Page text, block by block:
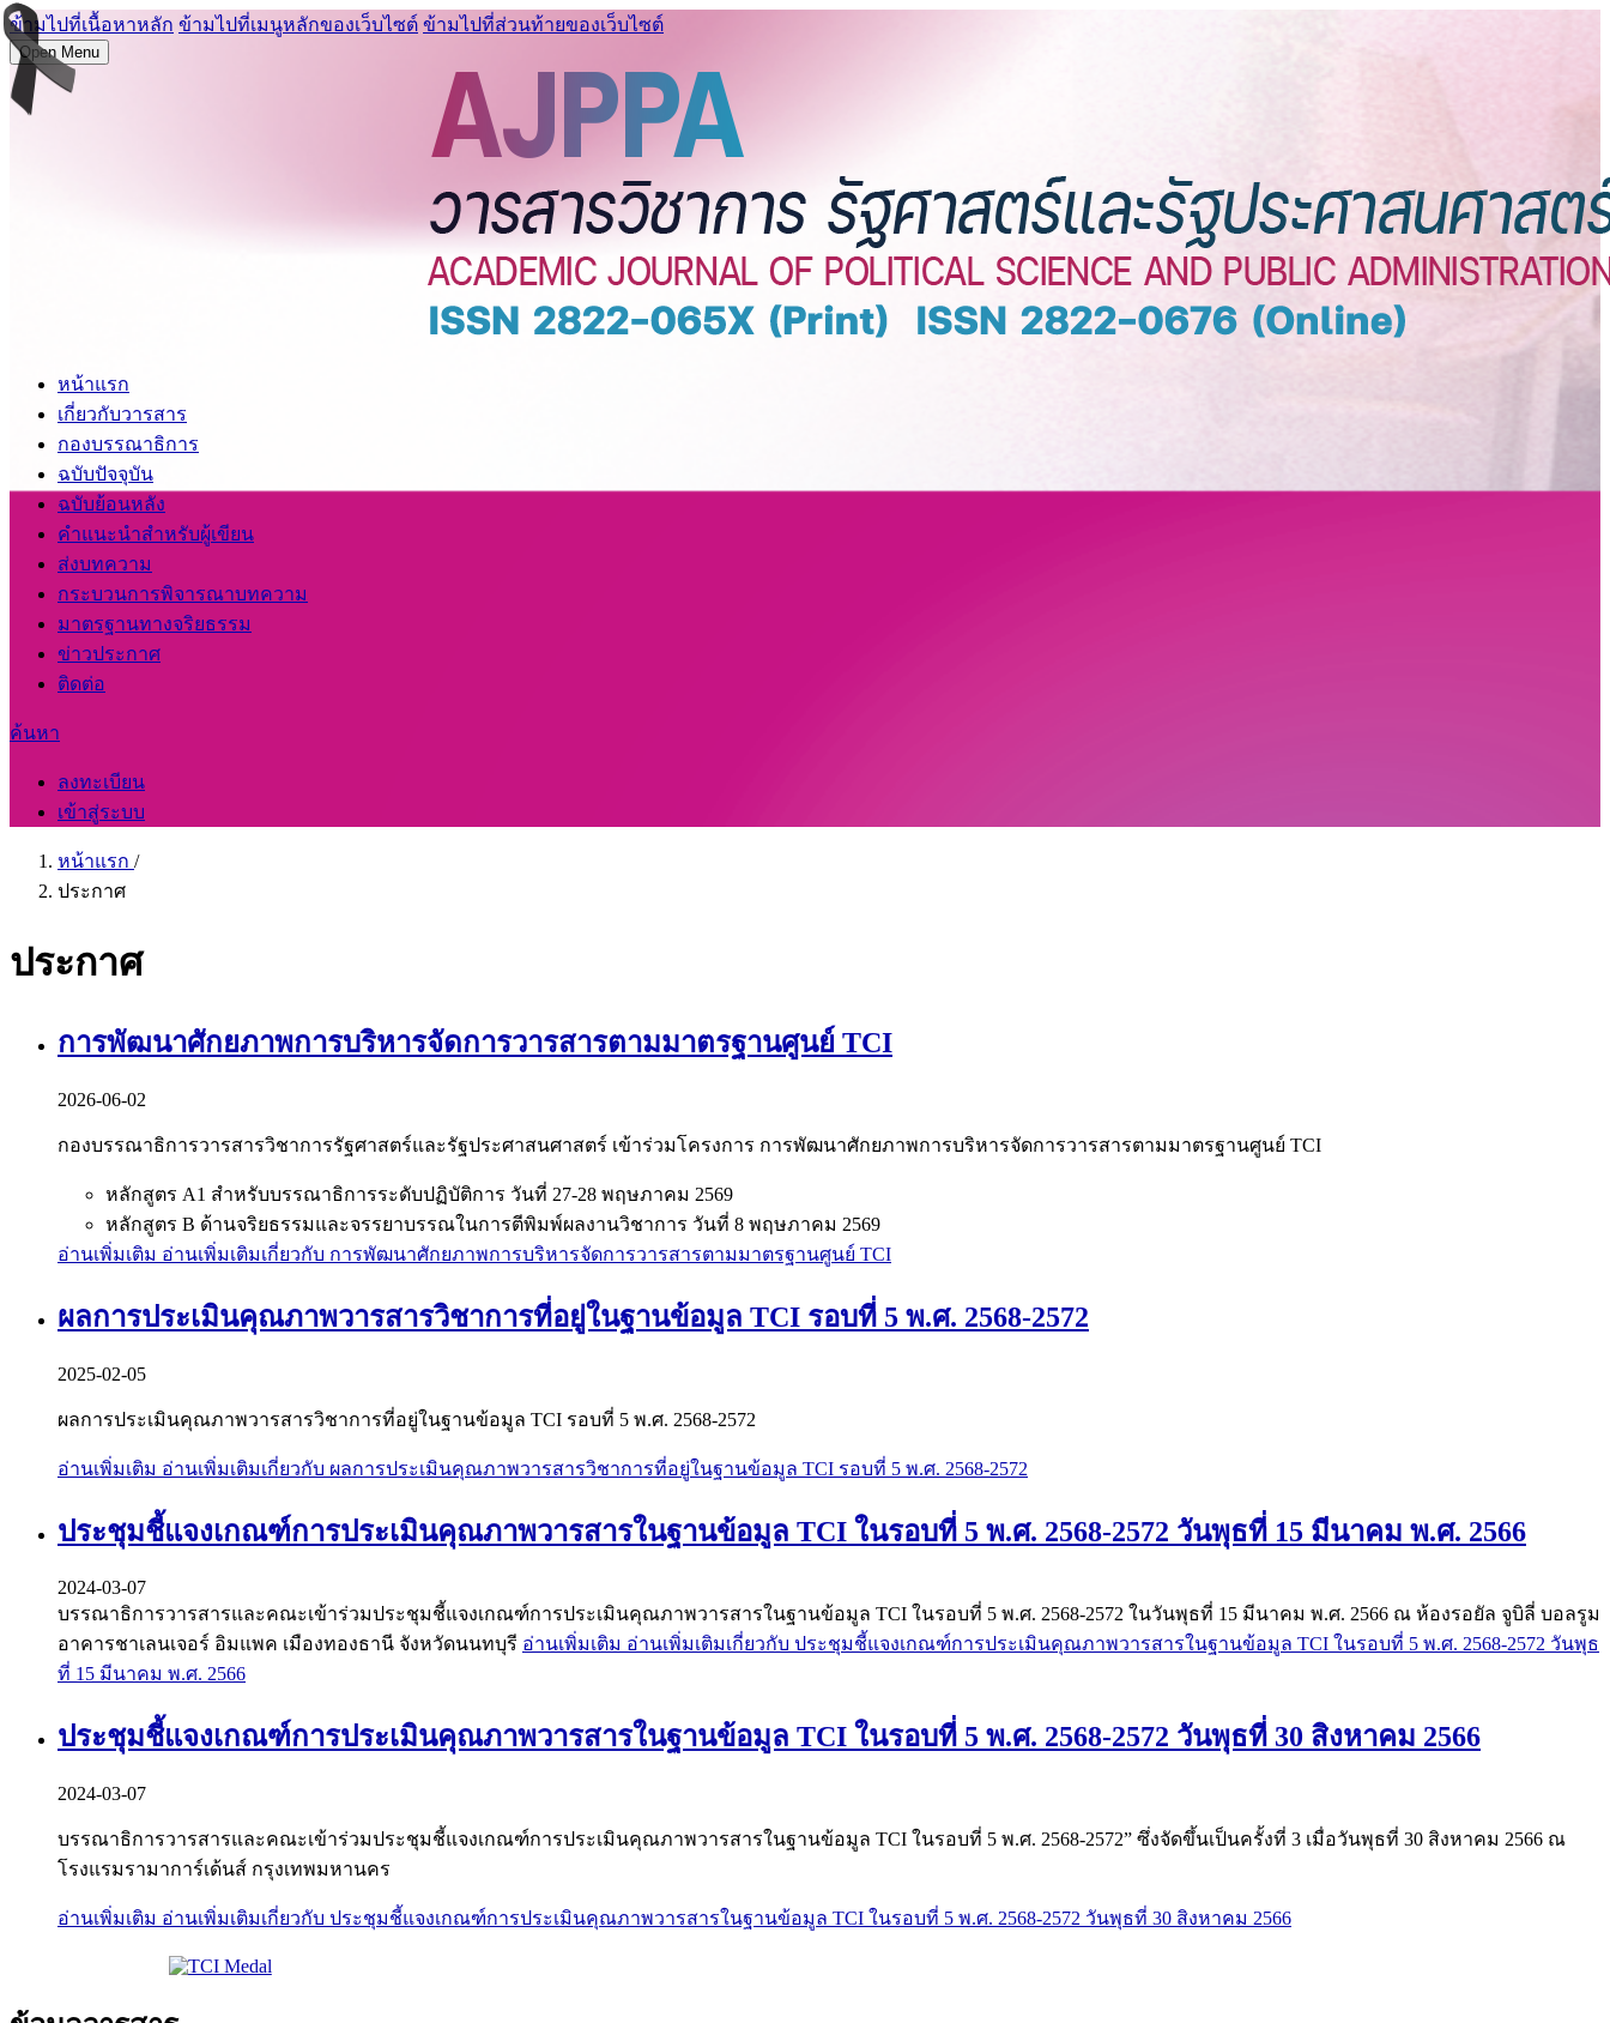
ข้ามไปที่เนื้อหาหลัก ข้ามไปที่เมนูหลักของเว็บไซต์ ข้ามไปที่ส่วนท้ายของเว็บไซต์
Open Menu
หน้าแรก
เกี่ยวกับวารสาร
กองบรรณาธิการ
ฉบับปัจจุบัน
ฉบับย้อนหลัง
คำแนะนำสำหรับผู้เขียน
ส่งบทความ
กระบวนการพิจารณาบทความ
มาตรฐานทางจริยธรรม
ข่าวประกาศ
ติดต่อ
ค้นหา
ลงทะเบียน
เข้าสู่ระบบ
หน้าแรก /
ประกาศ
ประกาศ
การพัฒนาศักยภาพการบริหารจัดการวารสารตามมาตรฐานศูนย์ TCI
2026-06-02
กองบรรณาธิการวารสารวิชาการรัฐศาสตร์และรัฐประศาสนศาสตร์ เข้าร่วมโครงการ การพัฒนาศักยภาพการบริหารจัดการวารสารตามมาตรฐานศูนย์ TCI
หลักสูตร A1 สำหรับบรรณาธิการระดับปฏิบัติการ วันที่ 27-28 พฤษภาคม 2569
หลักสูตร B ด้านจริยธรรมและจรรยาบรรณในการตีพิมพ์ผลงานวิชาการ วันที่ 8 พฤษภาคม 2569
อ่านเพิ่มเติม อ่านเพิ่มเติมเกี่ยวกับ การพัฒนาศักยภาพการบริหารจัดการวารสารตามมาตรฐานศูนย์ TCI
ผลการประเมินคุณภาพวารสารวิชาการที่อยู่ในฐานข้อมูล TCI รอบที่ 5 พ.ศ. 2568-2572
2025-02-05
ผลการประเมินคุณภาพวารสารวิชาการที่อยู่ในฐานข้อมูล TCI รอบที่ 5 พ.ศ. 2568-2572
อ่านเพิ่มเติม อ่านเพิ่มเติมเกี่ยวกับ ผลการประเมินคุณภาพวารสารวิชาการที่อยู่ในฐานข้อมูล TCI รอบที่ 5 พ.ศ. 2568-2572
ประชุมชี้แจงเกณฑ์การประเมินคุณภาพวารสารในฐานข้อมูล TCI ในรอบที่ 5 พ.ศ. 2568-2572 วันพุธที่ 15 มีนาคม พ.ศ. 2566
2024-03-07
บรรณาธิการวารสารและคณะเข้าร่วมประชุมชี้แจงเกณฑ์การประเมินคุณภาพวารสารในฐานข้อมูล TCI ในรอบที่ 5 พ.ศ. 2568-2572 ในวันพุธที่ 15 มีนาคม พ.ศ. 2566 ณ ห้องรอยัล จูบิลี่ บอลรูม
อาคารชาเลนเจอร์ อิมแพค เมืองทองธานี จังหวัดนนทบุรี อ่านเพิ่มเติม อ่านเพิ่มเติมเกี่ยวกับ ประชุมชี้แจงเกณฑ์การประเมินคุณภาพวารสารในฐานข้อมูล TCI ในรอบที่ 5 พ.ศ. 2568-2572 วันพุธ
ที่ 15 มีนาคม พ.ศ. 2566
ประชุมชี้แจงเกณฑ์การประเมินคุณภาพวารสารในฐานข้อมูล TCI ในรอบที่ 5 พ.ศ. 2568-2572 วันพุธที่ 30 สิงหาคม 2566
2024-03-07
บรรณาธิการวารสารและคณะเข้าร่วมประชุมชี้แจงเกณฑ์การประเมินคุณภาพวารสารในฐานข้อมูล TCI ในรอบที่ 5 พ.ศ. 2568-2572” ซึ่งจัดขึ้นเป็นครั้งที่ 3 เมื่อวันพุธที่ 30 สิงหาคม 2566 ณ
โรงแรมรามาการ์เด้นส์ กรุงเทพมหานคร
อ่านเพิ่มเติม อ่านเพิ่มเติมเกี่ยวกับ ประชุมชี้แจงเกณฑ์การประเมินคุณภาพวารสารในฐานข้อมูล TCI ในรอบที่ 5 พ.ศ. 2568-2572 วันพุธที่ 30 สิงหาคม 2566